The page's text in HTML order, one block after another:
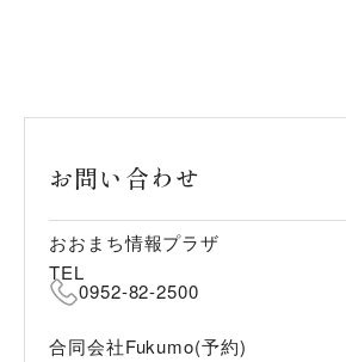
お問い合わせ
おおまち情報プラザ
TEL
0952-82-2500
合同会社Fukumo(予約)